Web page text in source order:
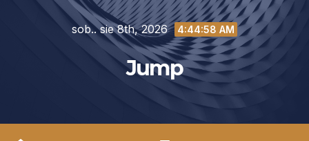
sob.. sie 8th, 2026 4:45:00 AM
Jump